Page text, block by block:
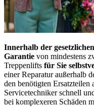
Innerhalb der
Garantie von mindestens
Treppenlifts für Sie
einer Reparatur außerhalb
den benötigten Ersatzteilen
Servicetechniker schnell
bei komplexeren Schäden